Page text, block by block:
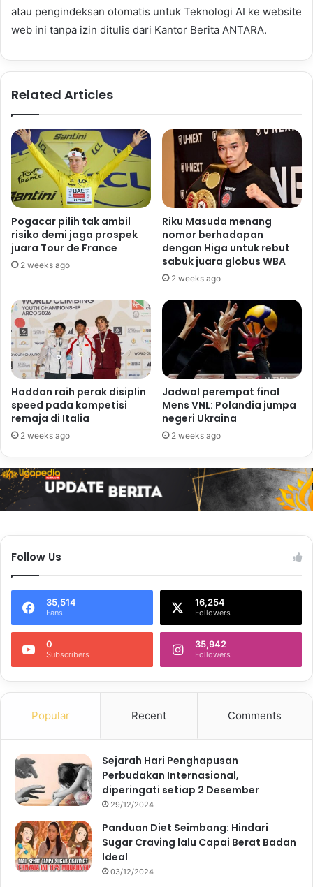
atau pengindeksan otomatis untuk Teknologi AI ke website
web ini tanpa izin ditulis dari Kantor Berita ANTARA.
Related Articles
Pogacar pilih tak ambil
risiko demi jaga prospek
juara Tour de France
2 weeks ago
Riku Masuda menang
nomor berhadapan
dengan Higa untuk rebut
sabuk juara globus WBA
2 weeks ago
Haddan raih perak disiplin
speed pada kompetisi
remaja di Italia
2 weeks ago
Jadwal perempat final
Mens VNL: Polandia jumpa
negeri Ukraina
2 weeks ago
Follow Us
35,514
Fans
16,254
Followers
0
Subscribers
35,942
Followers
Popular Recent Comments
Sejarah Hari Penghapusan
Perbudakan Internasional,
diperingati setiap 2 Desember
29/12/2024
Panduan Diet Seimbang: Hindari
Sugar Craving lalu Capai Berat Badan
Ideal
03/12/2024